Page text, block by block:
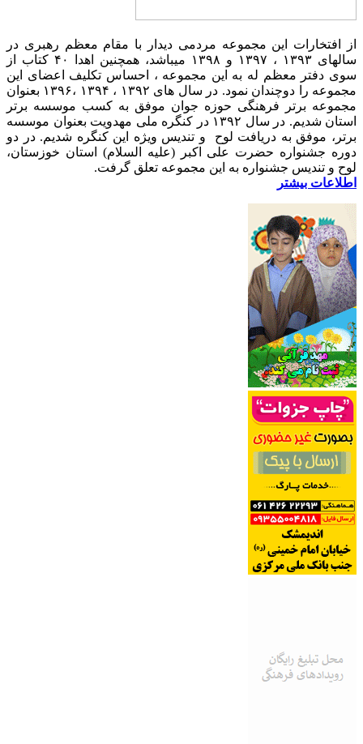
از افتخارات این مجموعه مردمی دیدار با مقام معظم رهبری در
سالهای ۱۳۹۳ ، ۱۳۹۷ و ۱۳۹۸ میباشد، همچنین اهدا ۴۰ کتاب از
سوی دفتر معظم له به این مجموعه ، احساس تکلیف اعضای این
مجموعه را دوچندان نمود. در سال های ۱۳۹۲ ، ۱۳۹۴ ،۱۳۹۶ بعنوان
مجموعه برتر فرهنگی حوزه جوان موفق به کسب موسسه برتر
استان شدیم. در سال ۱۳۹۲ در کنگره ملی مهدویت بعنوان موسسه
برتر، موفق به دریافت لوح و تندیس ویژه این کنگره شدیم. در دو
دوره جشنواره حضرت علی اکبر (علیه السلام) استان خوزستان،
لوح و تندیس جشنواره به این مجموعه تعلق گرفت.
اطلاعات بیشتر